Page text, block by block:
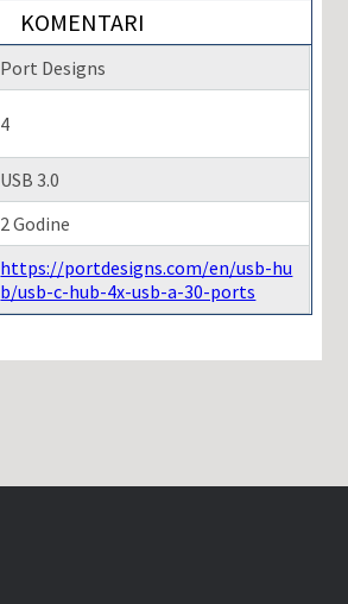
KOMENTARI
Port Designs
4
USB 3.0
2 Godine
https://portdesigns.com/en/usb-hu
b/usb-c-hub-4x-usb-a-30-ports